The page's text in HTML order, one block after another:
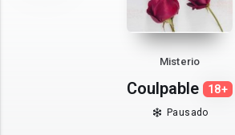
Misterio
Coulpable 18+
Pausado